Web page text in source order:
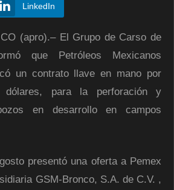
LinkedIn
(apro).– El Grupo de Carso de
que Petróleos Mexicanos
un contrato llave en mano por
dólares, para la perforación y
en desarrollo en campos
presentó una oferta a Pemex
GSM-Bronco, S.A. de C.V. ,